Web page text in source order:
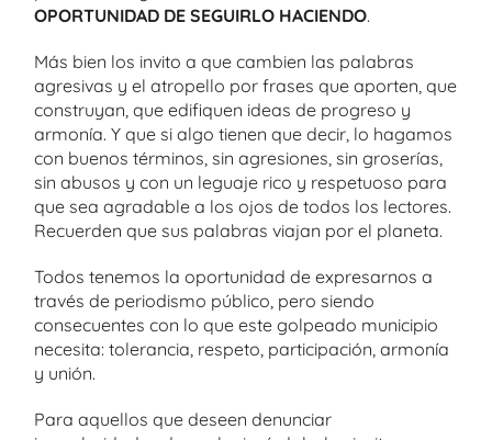
OPORTUNIDAD DE SEGUIRLO HACIENDO.
Más bien los invito a que cambien las palabras
agresivas y el atropello por frases que aporten, que
construyan, que edifiquen ideas de progreso y
armonía. Y que si algo tienen que decir, lo hagamos
con buenos términos, sin agresiones, sin groserías,
sin abusos y con un leguaje rico y respetuoso para
que sea agradable a los ojos de todos los lectores.
Recuerden que sus palabras viajan por el planeta.
Todos tenemos la oportunidad de expresarnos a
través de periodismo público, pero siendo
consecuentes con lo que este golpeado municipio
necesita: tolerancia, respeto, participación, armonía
y unión.
Para aquellos que deseen denunciar